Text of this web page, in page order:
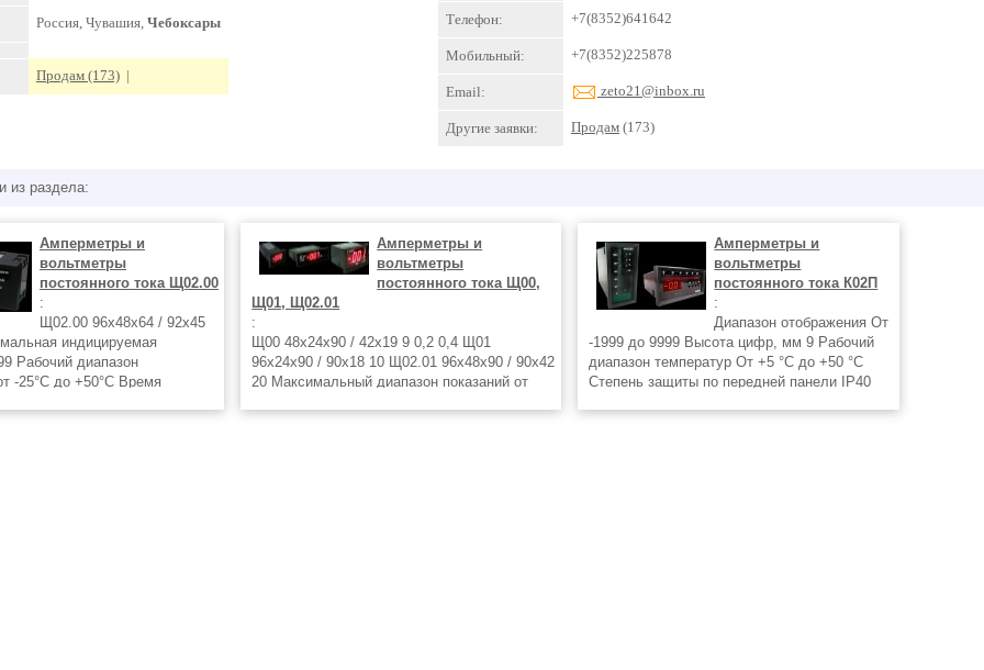
Россия, Чувашия, Чебоксары
Продам (173) |
Телефон: +7(8352)641642
Мобильный: +7(8352)225878
Email: zeto21@inbox.ru
Другие заявки: Продам (173)
из раздела:
Амперметры и
вольтметры
постоянного тока Щ02.00
:
Щ02.00 96х48х64 / 92х45
индицируемая
Рабочий диапазон
-25°С до +50°С Время
Амперметры и
вольтметры
постоянного тока Щ00,
Щ01, Щ02.01
:
Щ00 48х24х90 / 42х19 9 0,2 0,4 Щ01
96х24х90 / 90х18 10 Щ02.01 96х48х90 / 90х42
20 Максимальный диапазон показаний от
Амперметры и
вольтметры
постоянного тока К02П
:
Диапазон отображения От
-1999 до 9999 Высота цифр, мм 9 Рабочий
диапазон температур От +5 °C до +50 °C
Степень защиты по передней панели IP40